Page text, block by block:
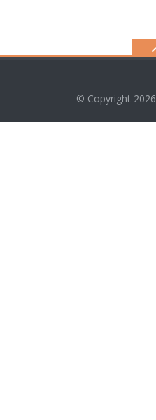
© Copyright 2026